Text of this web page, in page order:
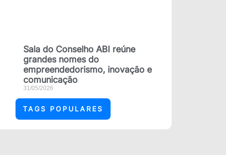
Sala do Conselho ABI reúne
grandes nomes do
empreendedorismo, inovação e
comunicação
31/05/2026
TAGS POPULARES